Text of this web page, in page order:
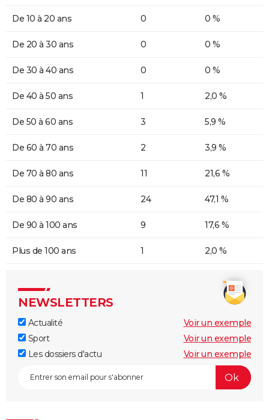
De 10 à 20 ans 0 0 %
De 20 à 30 ans 0 0 %
De 30 à 40 ans 0 0 %
De 40 à 50 ans 1 2,0 %
De 50 à 60 ans 3 5,9 %
De 60 à 70 ans 2 3,9 %
De 70 à 80 ans 11 21,6 %
De 80 à 90 ans 24 47,1 %
De 90 à 100 ans 9 17,6 %
Plus de 100 ans 1 2,0 %
NEWSLETTERS
Actualité
Voir un exemple
Sport
Voir un exemple
Les dossiers d'actu
Voir un exemple